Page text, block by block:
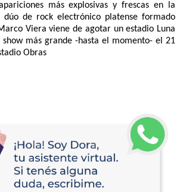
más explosivas y frescas en la
dúo de rock electrónico platense formado
Viera viene de agotar un estadio Luna
show más grande -hasta el momento- el 21
Obras